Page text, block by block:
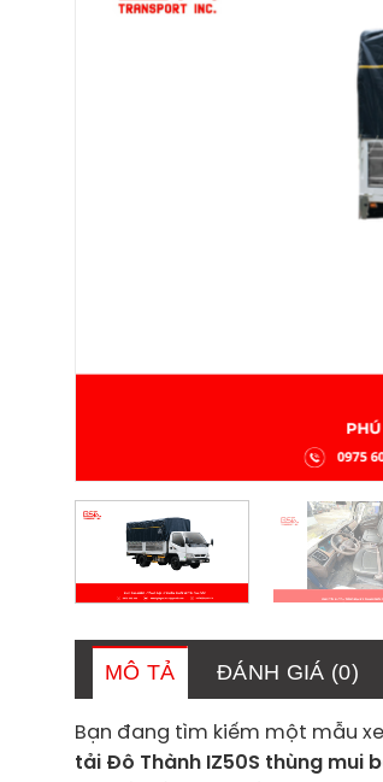
MÔ TẢ ĐÁNH GIÁ (0)
Bạn đang tìm kiếm một mẫu
tải Đô Thành IZ50S thùng mui